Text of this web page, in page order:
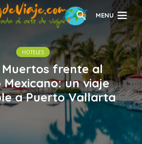
MENU
HOTELES
Muertos frente al
Mexicano: un viaje
a Puerto Vallarta